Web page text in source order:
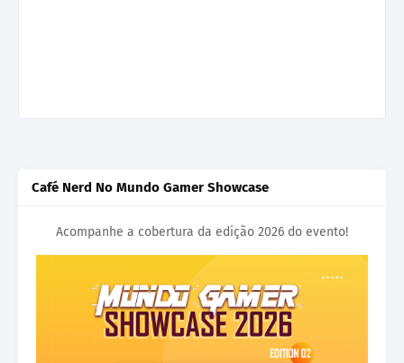
Café Nerd No Mundo Gamer Showcase
Acompanhe a cobertura da edição 2026 do evento!